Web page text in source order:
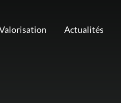
Actualités